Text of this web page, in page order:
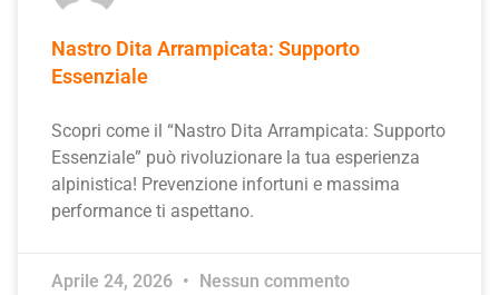
Nastro Dita Arrampicata: Supporto
Essenziale
Scopri come il “Nastro Dita Arrampicata: Supporto
Essenziale” può rivoluzionare la tua esperienza
alpinistica! Prevenzione infortuni e massima
performance ti aspettano.
Aprile 24, 2026 Nessun commento